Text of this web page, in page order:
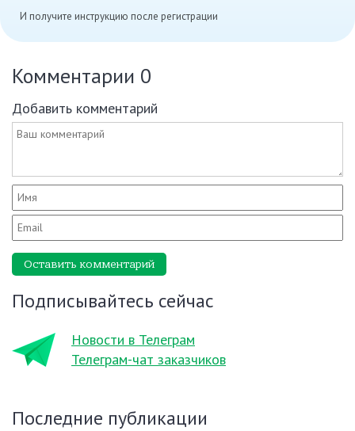
И получите инструкцию после регистрации
Комментарии 0
Добавить комментарий
Оставить комментарий
Подписывайтесь сейчас
Новости в Телеграм
Телеграм-чат заказчиков
Последние публикации